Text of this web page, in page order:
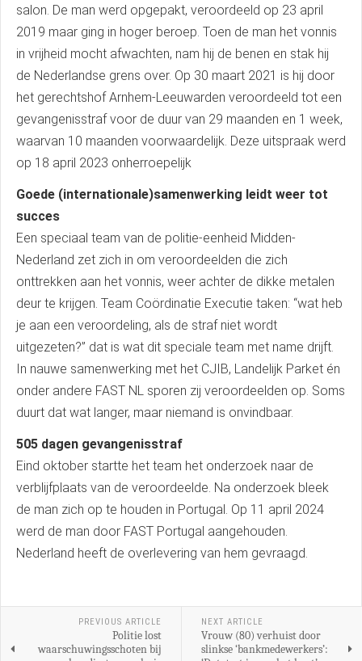
salon. De man werd opgepakt, veroordeeld op 23 april
2019 maar ging in hoger beroep. Toen de man het vonnis
in vrijheid mocht afwachten, nam hij de benen en stak hij
de Nederlandse grens over. Op 30 maart 2021 is hij door
het gerechtshof Arnhem-Leeuwarden veroordeeld tot een
gevangenisstraf voor de duur van 29 maanden en 1 week,
waarvan 10 maanden voorwaardelijk. Deze uitspraak werd
op 18 april 2023 onherroepelijk
Goede (internationale)samenwerking leidt weer tot
succes
Een speciaal team van de politie-eenheid Midden-
Nederland zet zich in om veroordeelden die zich
onttrekken aan het vonnis, weer achter de dikke metalen
deur te krijgen. Team Coördinatie Executie taken: “wat heb
je aan een veroordeling, als de straf niet wordt
uitgezeten?” dat is wat dit speciale team met name drijft.
In nauwe samenwerking met het CJIB, Landelijk Parket én
onder andere FAST NL sporen zij veroordeelden op. Soms
duurt dat wat langer, maar niemand is onvindbaar.
505 dagen gevangenisstraf
Eind oktober startte het team het onderzoek naar de
verblijfplaats van de veroordeelde. Na onderzoek bleek
de man zich op te houden in Portugal. Op 11 april 2024
werd de man door FAST Portugal aangehouden.
Nederland heeft de overlevering van hem gevraagd.
PREVIOUS ARTICLE
Politie lost
waarschuwingsschoten bij
NEXT ARTICLE
Vrouw (80) verhuist door
slinkse ‘bankmedewerkers’: